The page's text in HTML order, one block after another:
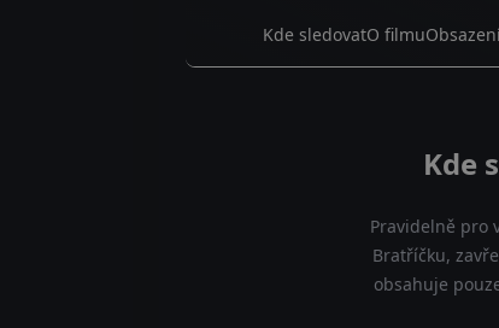
Kde sledovatO filmu
Kde
Pravidelně pro
Bratříčku,
obsahuje